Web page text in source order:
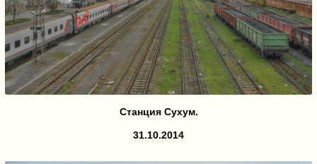
Станция Сухум.
31.10.2014